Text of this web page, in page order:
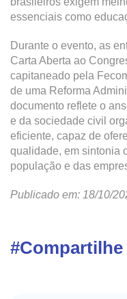
essenciais como
Durante o evento, as
Carta Aberta ao
capitaneado pela
de uma Reforma
documento reflete o
e da sociedade civil
eficiente, capaz de
qualidade, em sintonia
população e das
Publicado em: 18/10/
#Compartilhe